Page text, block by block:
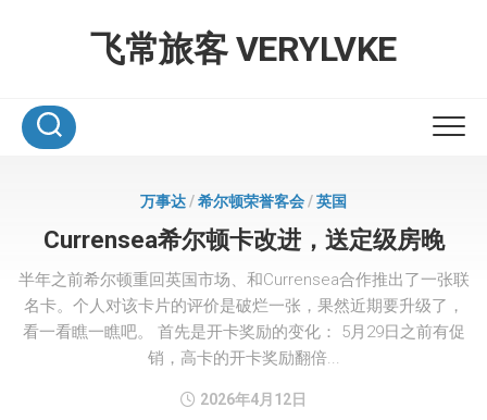
飞常旅客 VERYLVKE
万事达/希尔顿荣誉客会/英国
Currensea希尔顿卡改进，送定级房晚
半年之前希尔顿重回英国市场、和Currensea合作推出了一张联
名卡。个人对该卡片的评价是破烂一张，果然近期要升级了，
看一看瞧一瞧吧。 首先是开卡奖励的变化： 5月29日之前有促
销，高卡的开卡奖励翻倍...
2026年4月12日